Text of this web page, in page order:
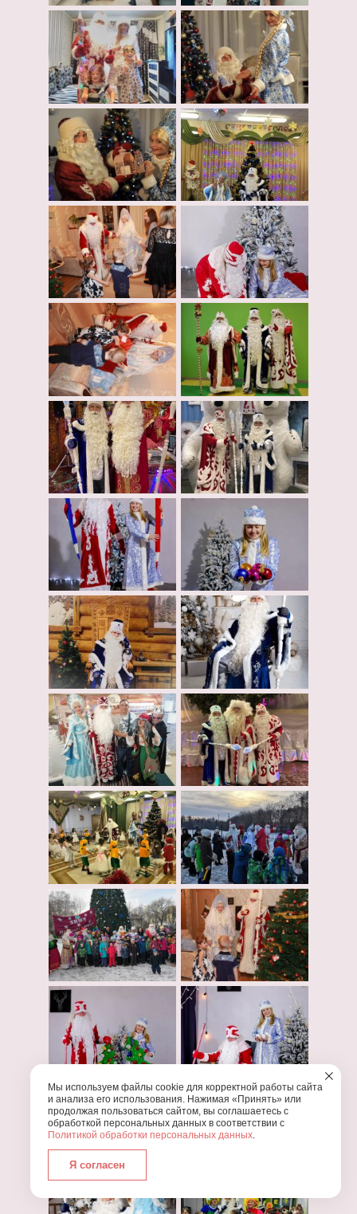
Мы используем файлы cookie для корректной работы сайта
и анализа его использования. Нажимая «Принять» или
продолжая пользоваться сайтом, вы соглашаетесь с
обработкой персональных данных в соответствии с
Политикой обработки персональных данных.
Я согласен